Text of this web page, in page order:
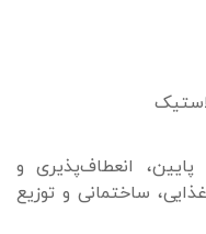
انعطاف‌پذیری و
ساختمانی و توزیع